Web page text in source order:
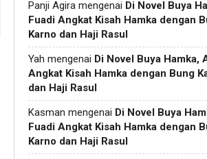
Panji Agira mengenai Di Novel Buya
Fuadi Angkat Kisah Hamka dengan
Karno dan Haji Rasul
Yah mengenai Di Novel Buya Hamka,
Angkat Kisah Hamka dengan Bung
dan Haji Rasul
Kasman mengenai Di Novel Buya
Fuadi Angkat Kisah Hamka dengan
Karno dan Haji Rasul